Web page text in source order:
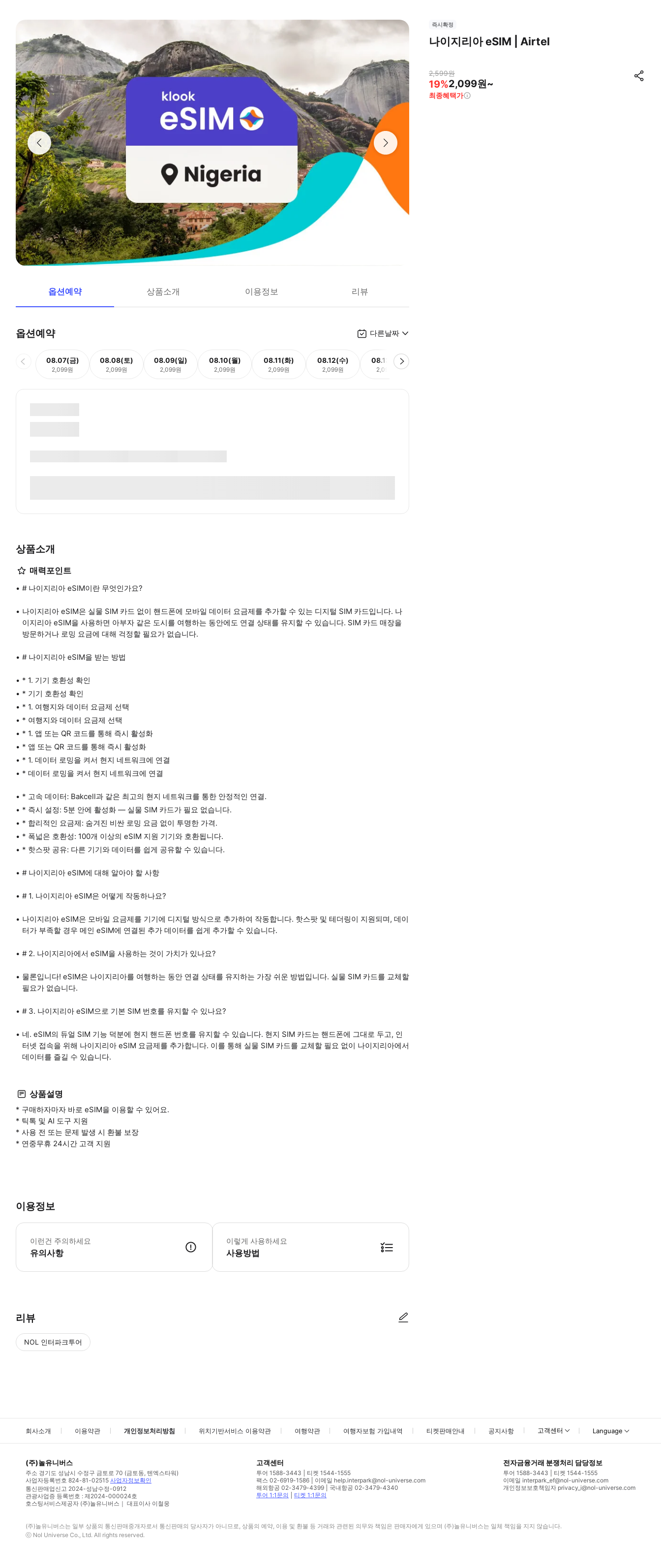
옵션예약 상품소개 이용정보 리뷰
옵션예약 다른날짜
08.07(금)
2,099원
08.08(토)
2,099원
08.09(일)
2,099원
08.10(월)
2,099원
08.11(화)
2,099원
08.12(수)
2,099원
08.13(목)
2,099원
상품소개
매력포인트
# 나이지리아 eSIM이란 무엇인가요?
나이지리아 eSIM은 실물 SIM 카드 없이 핸드폰에 모바일 데이터 요금제를 추가할 수 있는 디지털 SIM 카드입니다. 나
이지리아 eSIM을 사용하면 아부자 같은 도시를 여행하는 동안에도 연결 상태를 유지할 수 있습니다. SIM 카드 매장을
방문하거나 로밍 요금에 대해 걱정할 필요가 없습니다.
# 나이지리아 eSIM을 받는 방법
* 1. 기기 호환성 확인
* 기기 호환성 확인
* 1. 여행지와 데이터 요금제 선택
* 여행지와 데이터 요금제 선택
* 1. 앱 또는 QR 코드를 통해 즉시 활성화
* 앱 또는 QR 코드를 통해 즉시 활성화
* 1. 데이터 로밍을 켜서 현지 네트워크에 연결
* 데이터 로밍을 켜서 현지 네트워크에 연결
* 고속 데이터: Bakcell과 같은 최고의 현지 네트워크를 통한 안정적인 연결.
* 즉시 설정: 5분 안에 활성화 — 실물 SIM 카드가 필요 없습니다.
* 합리적인 요금제: 숨겨진 비싼 로밍 요금 없이 투명한 가격.
* 폭넓은 호환성: 100개 이상의 eSIM 지원 기기와 호환됩니다.
* 핫스팟 공유: 다른 기기와 데이터를 쉽게 공유할 수 있습니다.
# 나이지리아 eSIM에 대해 알아야 할 사항
# 1. 나이지리아 eSIM은 어떻게 작동하나요?
나이지리아 eSIM은 모바일 요금제를 기기에 디지털 방식으로 추가하여 작동합니다. 핫스팟 및 테더링이 지원되며, 데이
터가 부족할 경우 메인 eSIM에 연결된 추가 데이터를 쉽게 추가할 수 있습니다.
# 2. 나이지리아에서 eSIM을 사용하는 것이 가치가 있나요?
물론입니다! eSIM은 나이지리아를 여행하는 동안 연결 상태를 유지하는 가장 쉬운 방법입니다. 실물 SIM 카드를 교체할
필요가 없습니다.
# 3. 나이지리아 eSIM으로 기본 SIM 번호를 유지할 수 있나요?
네. eSIM의 듀얼 SIM 기능 덕분에 현지 핸드폰 번호를 유지할 수 있습니다. 현지 SIM 카드는 핸드폰에 그대로 두고, 인
터넷 접속을 위해 나이지리아 eSIM 요금제를 추가합니다. 이를 통해 실물 SIM 카드를 교체할 필요 없이 나이지리아에서
데이터를 즐길 수 있습니다.
상품설명
* 구매하자마자 바로 eSIM을 이용할 수 있어요.
* 틱톡 및 AI 도구 지원
* 사용 전 또는 문제 발생 시 환불 보장
* 연중무휴 24시간 고객 지원
이용정보
이런건 주의하세요
유의사항
- 사용 유의사항
이렇게 사용하세요
사용방법
리뷰
NOL 인터파크투어
즉시확정
나이지리아 eSIM | Airtel
2,599원
19%2,099원~
최종혜택가
회사소개 이용약관 개인정보처리방침 위치기반서비스 이용약관 여행약관 여행자보험 가입내역 티켓판매안내 공지사항 고객센터 Language
(주)놀유니버스
주소 경기도 성남시 수정구 금토로 70 (금토동, 텐엑스타워)
사업자등록번호 824-81-02515 사업자정보확인
통신판매업신고 2024-성남수정-0912
관광사업증 등록번호 : 제2024-000024호
호스팅서비스제공자 (주)놀유니버스｜ 대표이사 이철웅
고객센터
투어 1588-3443
티켓 1544-1555
팩스 02-6919-1586
이메일 help.interpark@nol-universe.com
해외항공 02-3479-4399
국내항공 02-3479-4340
투어 1:1문의
티켓 1:1문의
전자금융거래 분쟁처리 담당정보
투어 1588-3443
티켓 1544-1555
이메일 interpark_ef@nol-universe.com
개인정보보호책임자 privacy_i@nol-universe.com
(주)놀유니버스는 일부 상품의 통신판매중개자로서 통신판매의 당사자가 아니므로, 상품의 예약, 이용 및 환불 등 거래와 관련된 의무와 책임은 판매자에게 있으며 (주)놀유니버스는 일체 책임을 지지 않습니다.
ⓒ Nol Universe Co., Ltd. All rights reserved.